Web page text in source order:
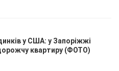
у США: у Запоріжжі
квартиру (ФОТО)